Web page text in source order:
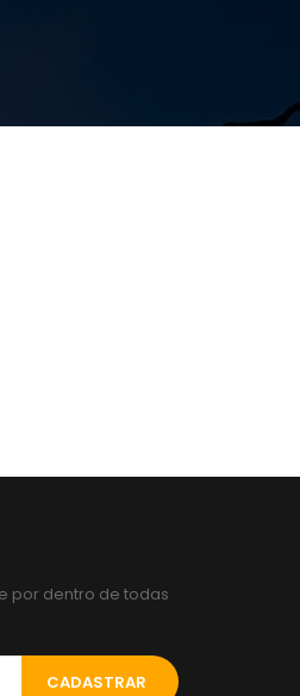
por dentro de todas
CADASTRAR